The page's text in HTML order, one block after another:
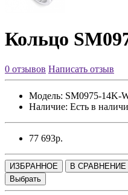
Кольцо
0 отзывов Написать отзыв
Модель: SM0975-14K-
Наличие: Есть в
77 693р.
ИЗБРАННОЕ
В СРАВНЕНИЕ
Выбрать